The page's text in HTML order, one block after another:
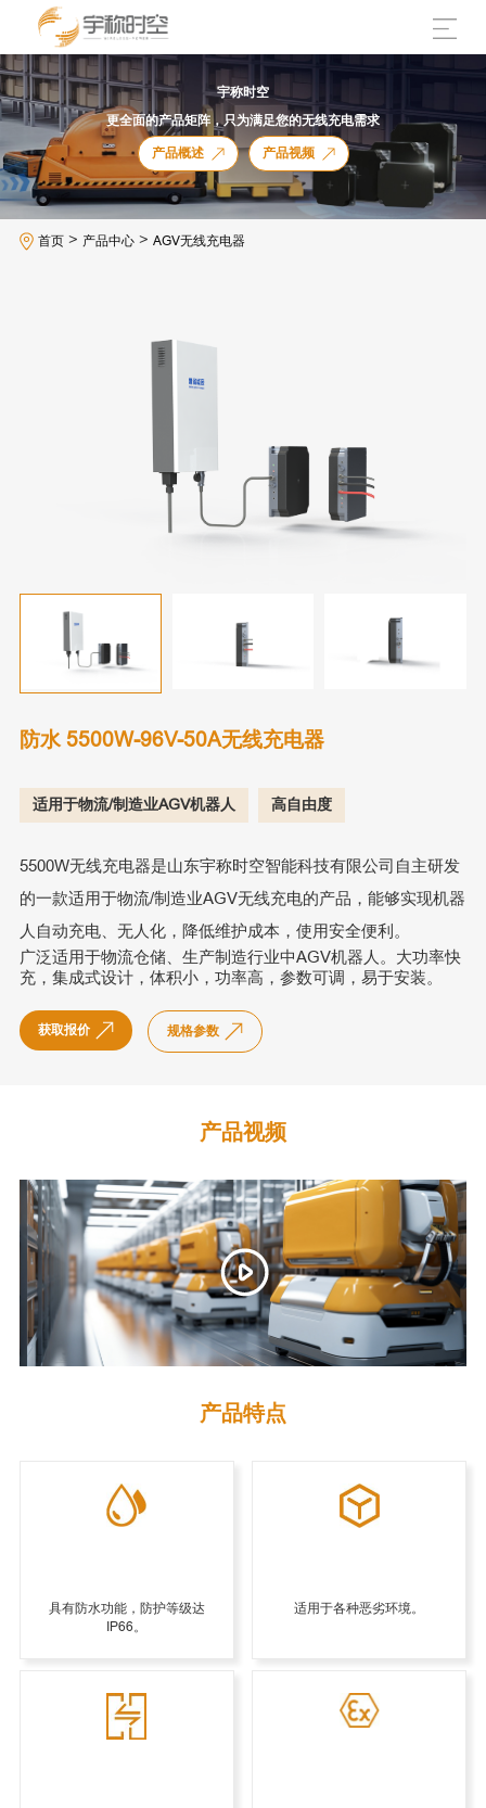
宇称时空
更全面的产品矩阵，只为满足您的无线充电需求
产品概述
产品视频
首页> 产品中心> AGV无线充电器
防水 5500W-96V-50A无线充电器
适用于物流/制造业AGV机器人 高自由度
5500W无线充电器是山东宇称时空智能科技有限公司自主研发
的一款适用于物流/制造业AGV无线充电的产品，能够实现机器
人自动充电、无人化，降低维护成本，使用安全便利。
广泛适用于物流仓储、生产制造行业中AGV机器人。大功率快
充，集成式设计，体积小，功率高，参数可调，易于安装。
获取报价 规格参数
产品视频
产品特点
具有防水功能，防护等级达
IP66。
适用于各种恶劣环境。